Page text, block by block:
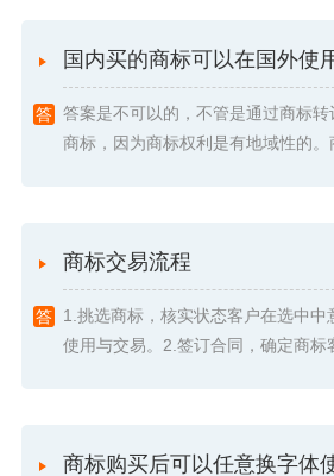
国内买的商标可以在国外使
答案是不可以的，不管是通过商标
商标，因为商标权利是有地域性的
商标交易流程
1.挑选商标，核实状态客户在选中
使用与交易。2.签订合同，确定商标
商标购买后可以任意换字体